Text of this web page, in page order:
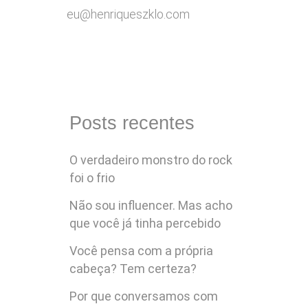
eu@henriqueszklo.com
Posts recentes
O verdadeiro monstro do rock
foi o frio
Não sou influencer. Mas acho
que você já tinha percebido
Você pensa com a própria
cabeça? Tem certeza?
Por que conversamos com